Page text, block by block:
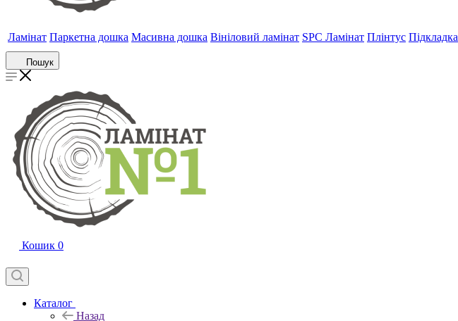
Ламінат Паркетна дошка Масивна дошка Вініловий ламінат SPC Ламінат Плінтус Підкладка
Пошук
Кошик 0
Каталог
Назад